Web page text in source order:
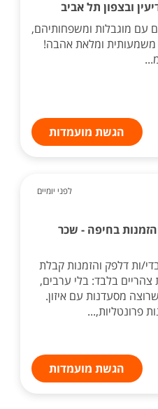
ובצפון תל אביב
עם מוגבלות ומשפחותיהם,
משמעותית ומלאת אהבה!
הגשת מועמדות
לפני יומיים
בחיפה - שכר
ות דלפק והזמנות קבלת
צהריים בלבד: בלי ערבים,
מסעדנות עם איזון.
פרונטליות,...
הגשת מועמדות